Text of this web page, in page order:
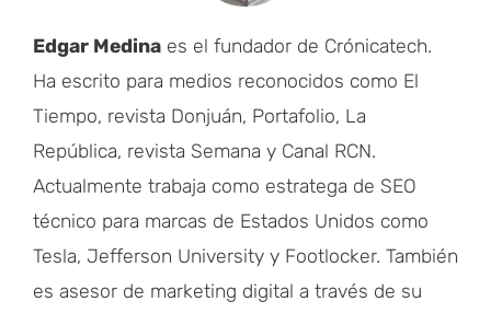
Edgar Medina es el fundador de Crónicatech.
Ha escrito para medios reconocidos como El
Tiempo, revista Donjuán, Portafolio, La
República, revista Semana y Canal RCN.
Actualmente trabaja como estratega de SEO
técnico para marcas de Estados Unidos como
Tesla, Jefferson University y Footlocker. También
es asesor de marketing digital a través de su